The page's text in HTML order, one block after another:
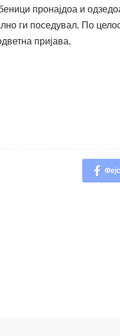
пронајдоа и
ги поседувал. По
пријава.